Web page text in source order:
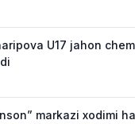
U17 jahon
markazi xodimi